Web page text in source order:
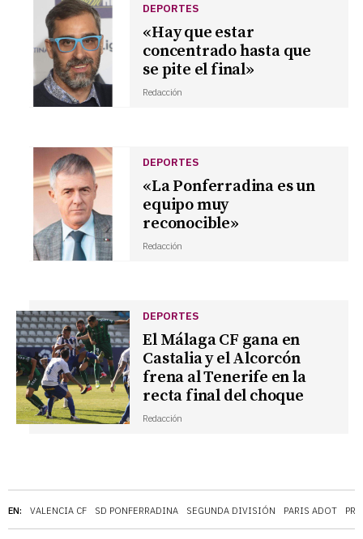
EN: VALENCIA CF SD PONFERRADINA SEGUNDA DIVISIÓN PARIS ADOT
DEPORTES
«Hay que estar
concentrado hasta que
se pite el final»
Redacción
DEPORTES
«La Ponferradina es un
equipo muy
reconocible»
Redacción
DEPORTES
El Málaga CF gana en
Castalia y el Alcorcón
frena al Tenerife en la
recta final del choque
Redacción